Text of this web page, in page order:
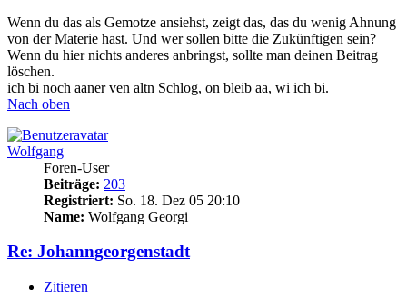
Wenn du das als Gemotze ansiehst, zeigt das, das du wenig Ahnung
von der Materie hast. Und wer sollen bitte die Zukünftigen sein?
Wenn du hier nichts anderes anbringst, sollte man deinen Beitrag
löschen.
ich bi noch aaner ven altn Schlog, on bleib aa, wi ich bi.
Nach oben
Wolfgang
Foren-User
Beiträge: 203
Registriert: So. 18. Dez 05 20:10
Name: Wolfgang Georgi
Re: Johanngeorgenstadt
Zitieren